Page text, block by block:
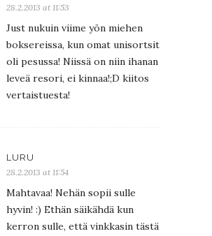
28.2.2013 at 11:53
Just nukuin viime yön miehen
boksereissa, kun omat unisortsit
oli pesussa! Niissä on niin ihanan
leveä resori, ei kinnaa!;D kiitos
vertaistuesta!
LURU
28.2.2013 at 11:54
Mahtavaa! Nehän sopii sulle
hyvin! :) Ethän säikähdä kun
kerron sulle, että vinkkasin tästä